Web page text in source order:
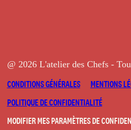
@ 2026 L'atelier des Chefs -
CONDITIONS GÉNÉRALES
MENTIONS
POLITIQUE DE CONFIDENTIALITÉ
MODIFIER MES PARAMÈTRES DE